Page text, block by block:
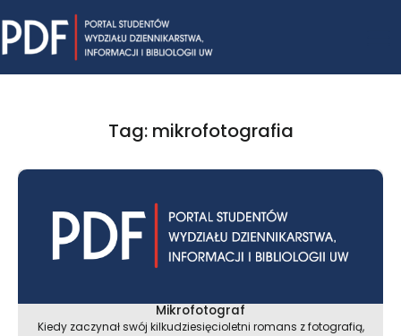
to
content
Tag: mikrofotografia
Mikrofotograf
Kiedy zaczynał swój kilkudziesięcioletni romans z fotografią,